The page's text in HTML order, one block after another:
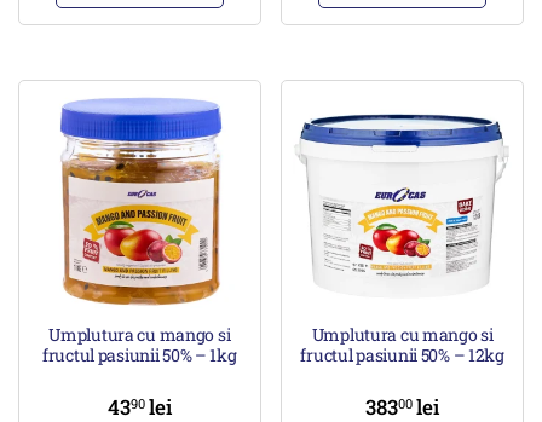
Umplutura cu mango si
fructul pasiunii 50% – 1kg
4390 lei
Umplutura cu mango si
fructul pasiunii 50% – 12kg
38300lei